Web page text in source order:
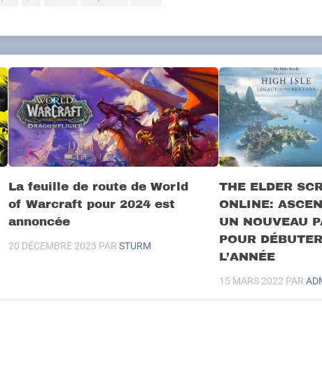
La feuille de route de World
of Warcraft pour 2024 est
annoncée
20 DÉCEMBRE 2023 PARSTURM
THE ELDER
ONLINE:
UN NOUVEAU
POUR
L’ANNÉE
15 MARS 2022 PAR